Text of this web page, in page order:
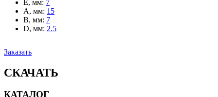
E, мм: 7
A, мм: 15
B, мм: 7
D, мм: 2.5
Заказать
СКАЧАТЬ
КАТАЛОГ